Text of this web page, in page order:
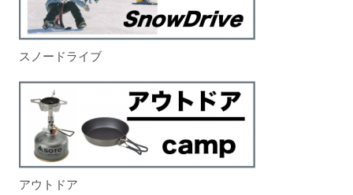
スノードライブ
アウトドア